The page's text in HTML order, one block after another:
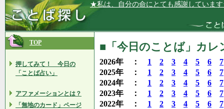
★私は、自分の命にとても感謝していま
TOP
押してみて！ 今日の
「ことば占い」
アファメーションとは？
「無地のカード」ページ
■「今日のことば」カ
2026年 ： 1 2 3 4 5 6
7
2025年 ： 1 2 3 4 5 6
7
2024年 ： 1 2 3 4 5 6
7
2023年 ： 1 2 3 4 5 6
7
2022年 ： 1 2 3 4 5 6
7